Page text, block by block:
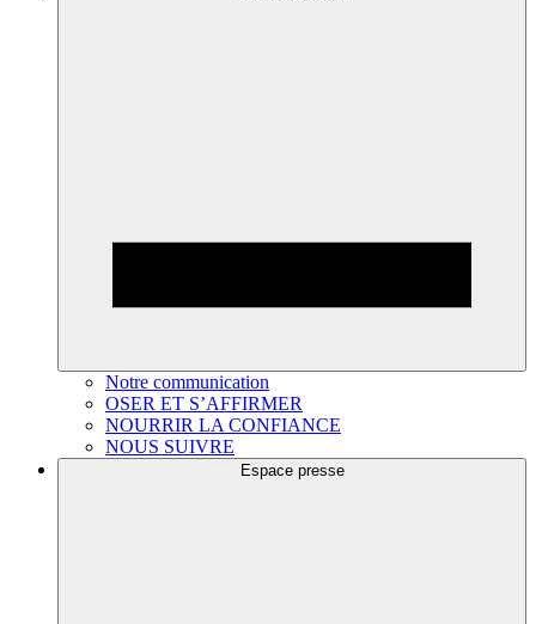
Notre communication
OSER ET S’AFFIRMER
NOURRIR LA CONFIANCE
NOUS SUIVRE
Espace presse